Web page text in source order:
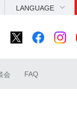
LANGUAGE
会 FAQ